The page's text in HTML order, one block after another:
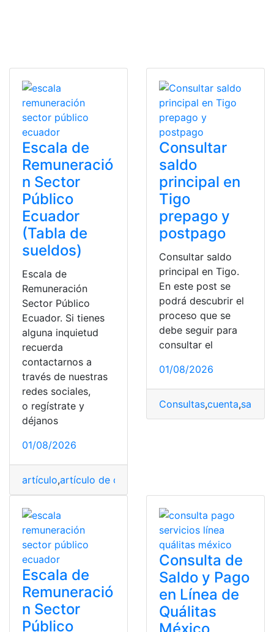
Escala de
Remuneració
n Sector
Público
Ecuador
(Tabla de
sueldos)
Escala de
Remuneración
Sector Público
Ecuador. Si tienes
alguna inquietud
recuerda
contactarnos a
través de nuestras
redes sociales,
o regístrate y
déjanos
01/08/2026
artículo,artículo de opinión
Consultar
saldo
principal en
Tigo
prepago y
postpago
Consultar saldo
principal en Tigo.
En este post se
podrá descubrir el
proceso que se
debe seguir para
consultar el
01/08/2026
Consultas,cuenta,saldo
Escala de
Remuneració
n Sector
Público
Consulta de
Saldo y Pago
en Línea de
Quálitas